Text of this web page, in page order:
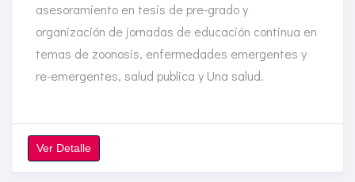
asesoramiento en tesis de pre-grado y
organización de jornadas de educación continua en
temas de zoonosis, enfermedades emergentes y
re-emergentes, salud publica y Una salud.
Ver Detalle